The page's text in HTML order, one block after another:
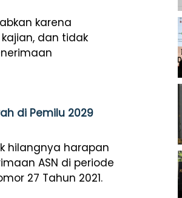
karena
dan tidak
di Pemilu 2029
hilangnya harapan
ASN di periode
27 Tahun 2021.